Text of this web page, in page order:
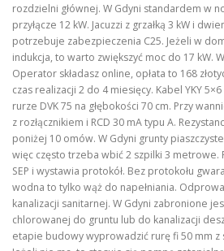
rozdzielni głównej. W Gdyni standardem w
przyłącze 12 kW. Jacuzzi z grzałką 3 kW i
potrzebuje zabezpieczenia C25. Jeżeli w
indukcja, to warto zwiększyć moc do 17 kW.
Operator składasz online, opłata to 168
czas realizacji 2 do 4 miesięcy. Kabel YKY
rurze DVK 75 na głębokości 70 cm. Przy
z rozłącznikiem i RCD 30 mA typu A.
poniżej 10 omów. W Gdyni grunty
więc często trzeba wbić 2 szpilki 3 metrowe.
SEP i wystawia protokół. Bez protokołu
wodna to tylko wąż do napełniania.
kanalizacji sanitarnej. W Gdyni zabronione
chlorowanej do gruntu lub do kanalizacji
etapie budowy wyprowadzić rurę fi 50 mm z